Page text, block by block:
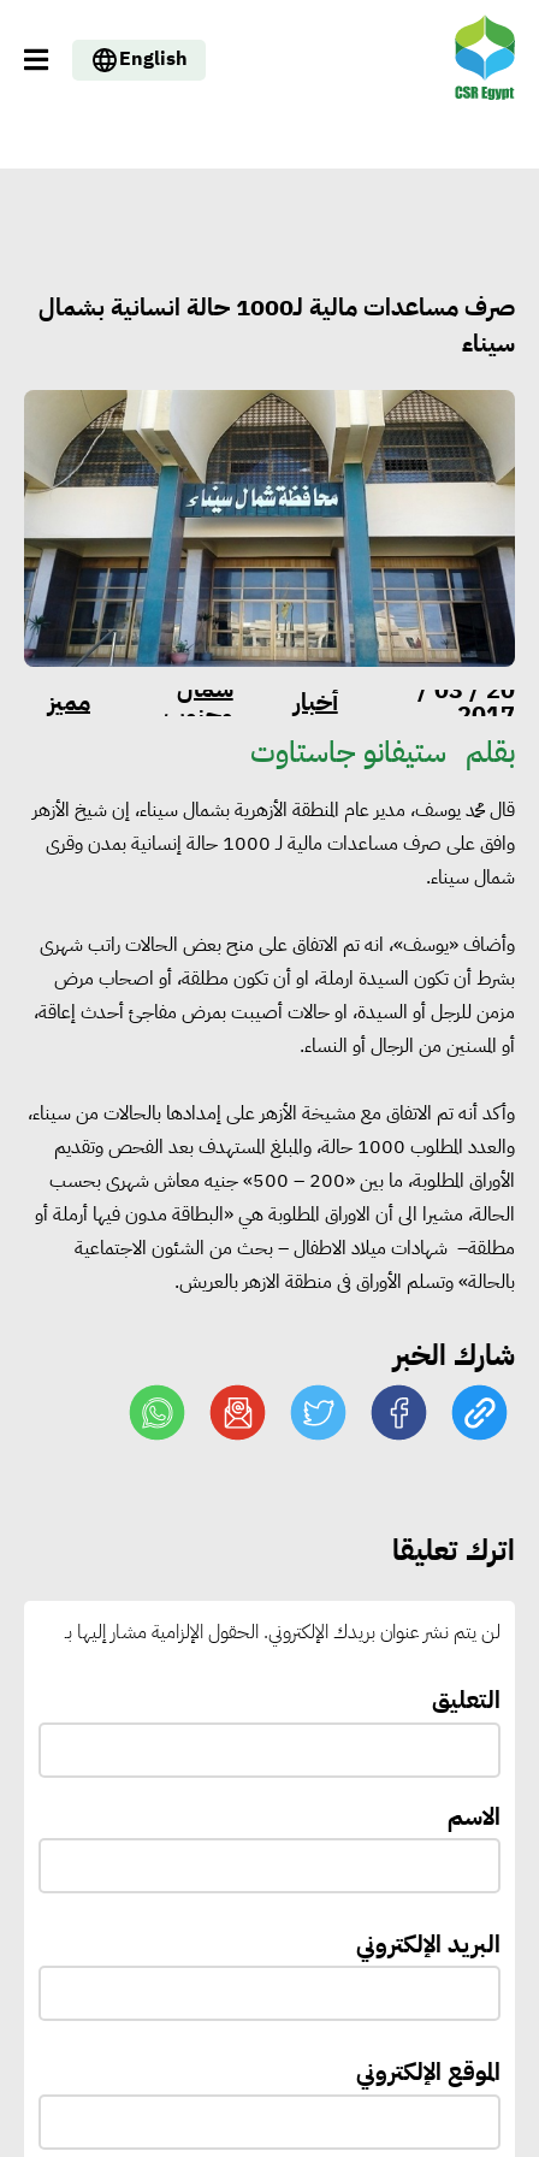
English
صرف مساعدات مالية لـ1000 حالة انسانية بشمال
سيناء
20 / 03 /
2017 أخبار شمال
وجنوب مميز
بقلم ستيفانو جاستاوت
قال محمد يوسف، مدير عام المنطقة الأزهرية بشمال سيناء، إن شيخ الأزهر
وافق على صرف مساعدات مالية لـ 1000 حالة إنسانية بمدن وقرى
شمال سيناء.
وأضاف «يوسف»، انه تم الاتفاق على منح بعض الحالات راتب شهرى
بشرط أن تكون السيدة ارملة، او أن تكون مطلقة، أو اصحاب مرض
مزمن للرجل أو السيدة، او حالات أصيبت بمرض مفاجئ أحدث إعاقة،
أو المسنين من الرجال أو النساء.
وأكد أنه تم الاتفاق مع مشيخة الأزهر على إمدادها بالحالات من سيناء،
والعدد المطلوب 1000 حالة، والمبلغ المستهدف بعد الفحص وتقديم
الأوراق المطلوبة، ما بين «200 – 500» جنيه معاش شهرى بحسب
الحالة، مشيرا الى أن الاوراق المطلوبة هي «البطاقة مدون فيها أرملة أو
مطلقة– شهادات ميلاد الاطفال – بحث من الشئون الاجتماعية
بالحالة» وتسلم الأوراق فى منطقة الازهر بالعريش.
شارك الخبر
اترك تعليقا
لن يتم نشر عنوان بريدك الإلكتروني. الحقول الإلزامية مشار إليها بـ
التعليق
الاسم
البريد الإلكتروني
الموقع الإلكتروني
مجلس الوزراء: تراجع معدل
الربع الثاني من 2026
وزير الصناعة يبحث مع البرازيل و
الصين تعزيز الشراكات الصناعية
وجذب استثمارات جديدة إلى مصر
رغبات المرحلة الأولى.. والوزارة تدعو
الطلاب إلى سرعة التسجيل وعدم
يعمل على تطوير موقعه الإلكتروني
إيفل تستثمر ما يصل إلى 130
“بي إس آر” في مشروعات الطاقة